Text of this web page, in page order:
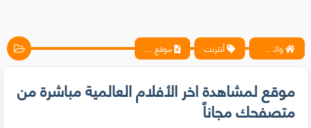
واتس آب ، فيسبوك ، أنترنت ، شروحات تقنية حصرية - المحترف أنترنت موقع لمشاهدة اخر الأفلام العالمية مباشرة من متصفحك مجاناً
موقع لمشاهدة اخر الأفلام العالمية مباشرة من
متصفحك مجاناً